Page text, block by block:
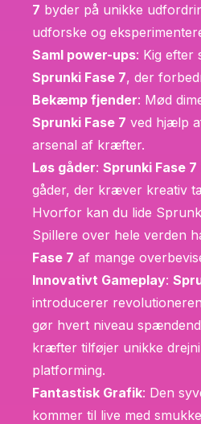
7 byder på unikke
udforske og
Saml power-ups: Kig efter
Sprunki Fase 7, der
Bekæmp fjender: Mød
Sprunki Fase 7 ved hjælp
arsenal af kræfter.
Løs gåder: Sprunki Fase 7
gåder, der kræver kreativ
Hvorfor kan du lide
Spillere over hele verden
Fase 7 af mange
Innovativt Gameplay:
introducerer
gør hvert niveau
kræfter tilføjer unikke
platforming.
Fantastisk Grafik: Den
kommer til live med